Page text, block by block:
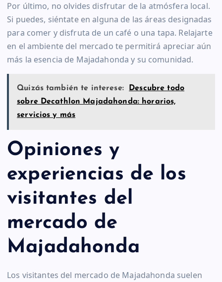
Por último, no olvides disfrutar de la atmósfera local.
Si puedes, siéntate en alguna de las áreas designadas
para comer y disfruta de un café o una tapa. Relajarte
en el ambiente del mercado te permitirá apreciar aún
más la esencia de Majadahonda y su comunidad.
Quizás también te interese:
Descubre todo
sobre Decathlon Majadahonda: horarios,
servicios y más
Opiniones y
experiencias de los
visitantes del
mercado de
Majadahonda
Los visitantes del mercado de Majadahonda suelen